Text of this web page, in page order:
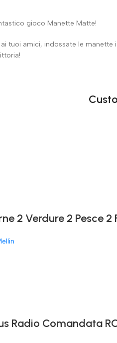
gioco Manette Matte!
tuoi amici, indossate le
2 Verdure 2 Pesce
Radio Comandata